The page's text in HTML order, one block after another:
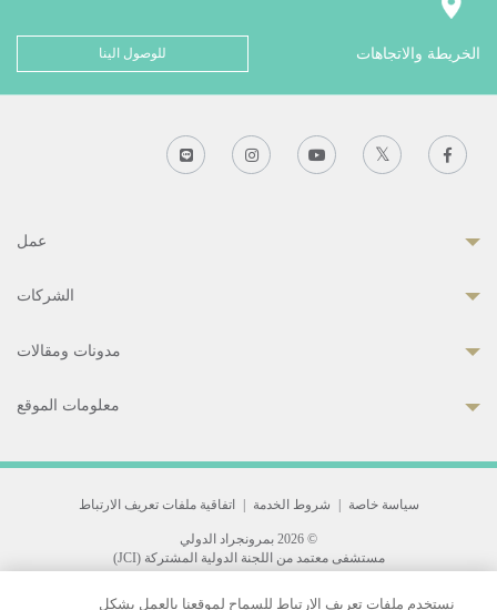
الخريطة والاتجاهات للوصول الينا
عمل
الشركات
مدونات ومقالات
معلومات الموقع
سياسة خاصة شروط الخدمة اتفاقية ملفات تعريف الارتباط
© 2026 بمرونجراد الدولي
مستشفى معتمد من اللجنة الدولية المشتركة (JCI)
33 Sukhumvit 3, Wattana, Bangkok 10110 Thailand.
نستخدم ملفات تعريف الارتباط للسماح لموقعنا بالعمل بشكل